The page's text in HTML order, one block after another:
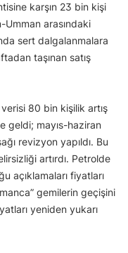
karşın 23 bin kişi
Umman arasındaki
sert dalgalanmalara
taşınan satış
80 bin kişilik artış
geldi; mayıs-haziran
revizyon yapıldı. Bu
artırdı. Petrolde
açıklamaları fiyatları
gemilerin geçişini
yeniden yukarı